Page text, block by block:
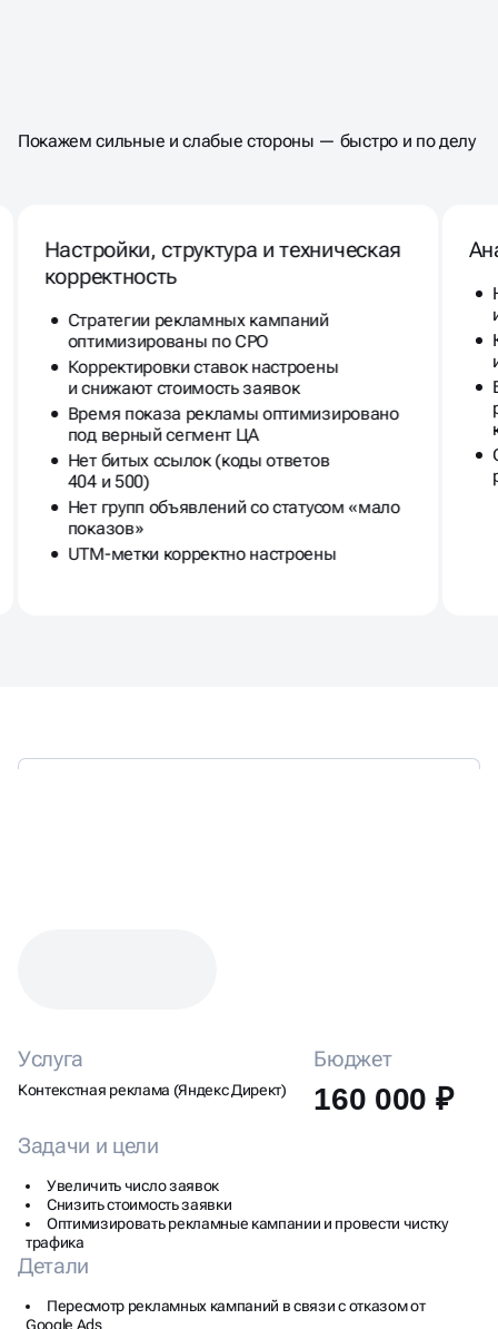
ПРОВЕДЁМ ЭКСПРЕСС-АУДИТ
Покажем сильные и слабые стороны — быстро и по делу
Настройки, структура и техническая
корректность
Стратегии рекламных кампаний
оптимизированы по CPO
Корректировки ставок настроены
и снижают стоимость заявок
Время показа рекламы оптимизировано
под верный сегмент ЦА
Нет битых ссылок (коды ответов
404 и 500)
Нет групп объявлений со статусом «мало
показов»
UTM-метки корректно настроены
Услуга
Контекстная реклама (Яндекс Директ)
Бюджет
160 000 ₽
Задачи и цели
Увеличить число заявок
Снизить стоимость заявки
Оптимизировать рекламные кампании и провести чистку
трафика
Детали
Пересмотр рекламных кампаний в связи с отказом от
Google Ads